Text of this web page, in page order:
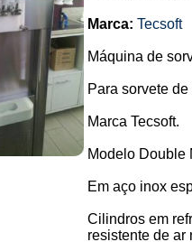
Marca: Tecsoft
Máquina de
Para sorvete
Marca Tecsoft.
Modelo Double
Em aço inox
Cilindros em
resistente de ar